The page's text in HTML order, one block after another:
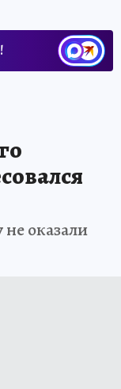
оказали